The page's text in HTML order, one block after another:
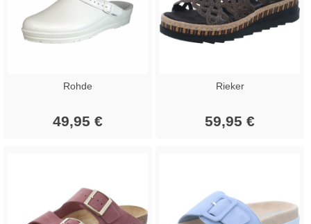
Rohde
49,95 €
Rieker
59,95 €